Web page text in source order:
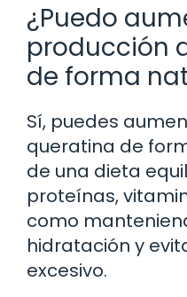
¿Puedo
producción
de forma
Sí, puedes
queratina de
de una dieta
proteínas,
como
hidratación y
excesivo.